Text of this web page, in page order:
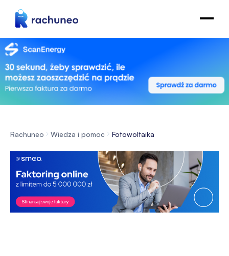
Rachuneo Wiedza i pomoc Fotowoltaika